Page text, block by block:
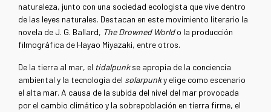
naturaleza, junto con una sociedad ecologista que vive dentro
de las leyes naturales. Destacan en este movimiento literario la
novela de J. G. Ballard, The Drowned Worldo la producción
filmográfica de Hayao Miyazaki, entre otros.
De la tierra al mar, el tidalpunkse apropia de la conciencia
ambiental y la tecnología del solarpunky elige como escenario
el alta mar. A causa de la subida del nivel del mar provocada
por el cambio climático y la sobrepoblación en tierra firme, el